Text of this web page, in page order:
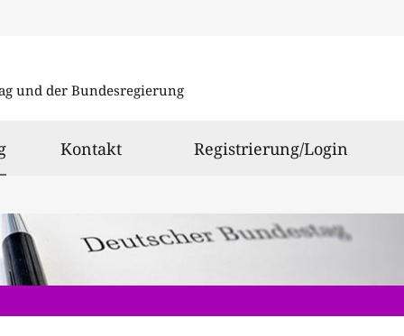
und der Bundesregierung
ausgewählt
Kontakt Registrierung/Login